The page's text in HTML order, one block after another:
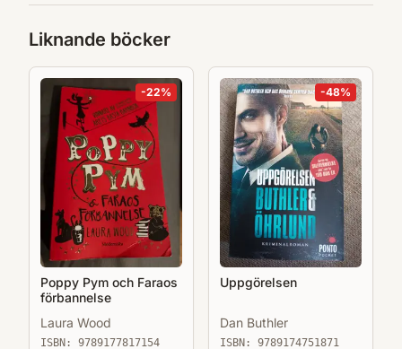
Liknande böcker
-22%
Poppy Pym och Faraos
förbannelse
Laura Wood
ISBN: 9789177817154
-48%
Uppgörelsen
Dan Buthler
ISBN: 9789174751871